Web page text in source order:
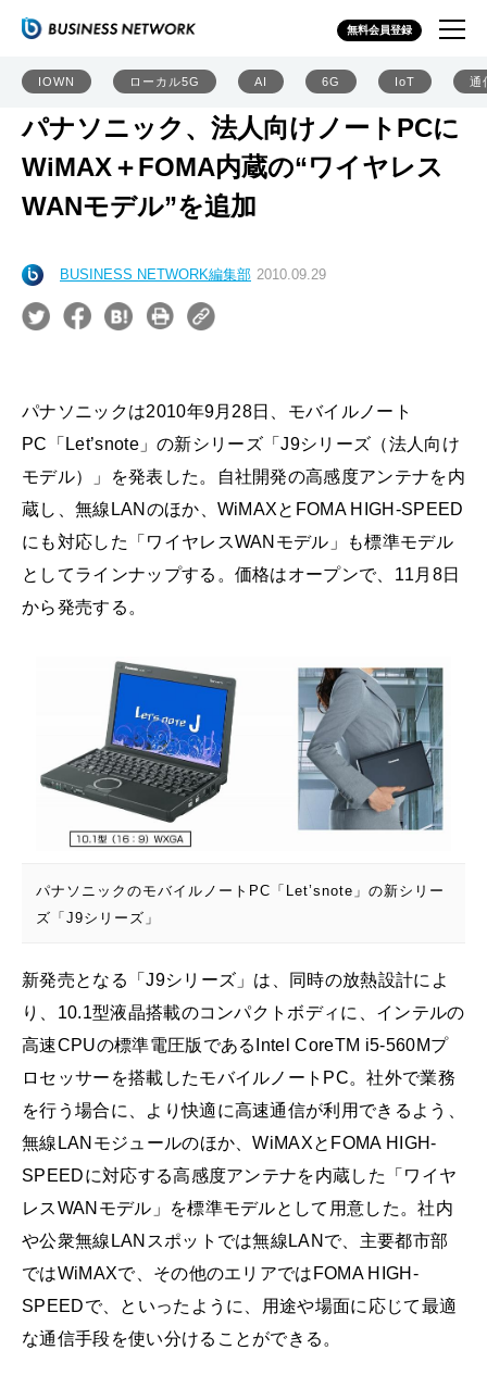
無料会員登録
IOWN ローカル5G AI 6G IoT 通
パナソニック、法人向けノートPCに
WiMAX＋FOMA内蔵の“ワイヤレス
WANモデル”を追加
BUSINESS NETWORK編集部 2010.09.29
パナソニックは2010年9月28日、モバイルノート
PC「Let’snote」の新シリーズ「J9シリーズ（法人向け
モデル）」を発表した。自社開発の高感度アンテナを内
蔵し、無線LANのほか、WiMAXとFOMA HIGH-SPEED
にも対応した「ワイヤレスWANモデル」も標準モデル
としてラインナップする。価格はオープンで、11月8日
から発売する。
パナソニックのモバイルノートPC「Let’snote」の新シリー
ズ「J9シリーズ」
新発売となる「J9シリーズ」は、同時の放熱設計によ
り、10.1型液晶搭載のコンパクトボディに、インテルの
高速CPUの標準電圧版であるIntel CoreTM i5-560Mプ
ロセッサーを搭載したモバイルノートPC。社外で業務
を行う場合に、より快適に高速通信が利用できるよう、
無線LANモジュールのほか、WiMAXとFOMA HIGH-
SPEEDに対応する高感度アンテナを内蔵した「ワイヤ
レスWANモデル」を標準モデルとして用意した。社内
や公衆無線LANスポットでは無線LANで、主要都市部
ではWiMAXで、その他のエリアではFOMA HIGH-
SPEEDで、といったように、用途や場面に応じて最適
な通信手段を使い分けることができる。